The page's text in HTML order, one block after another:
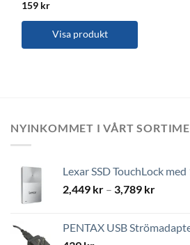
159 kr
Visa produkt
NYINKOMMET I VÅRT
Lexar SSD TouchLock
2,449 kr – 3,789 kr
3,789
PENTAX USB